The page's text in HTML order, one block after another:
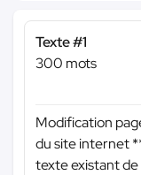
Texte #1
300 mots
Modification
du site internet
texte existant